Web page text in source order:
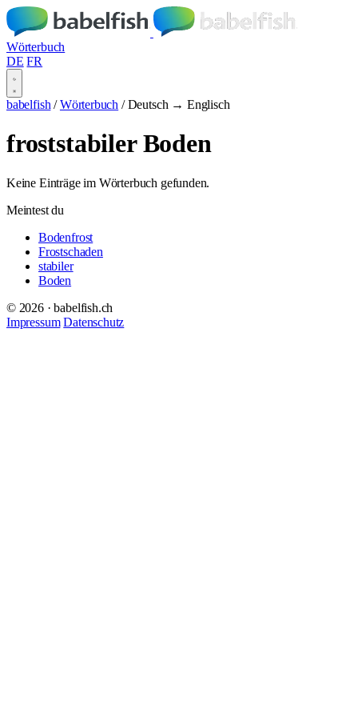
Wörterbuch
DE FR
babelfish / Wörterbuch / Deutsch → Englisch
froststabiler Boden
Keine Einträge im Wörterbuch gefunden.
Meintest du
Bodenfrost
Frostschaden
stabiler
Boden
© 2026 · babelfish.ch
Impressum Datenschutz